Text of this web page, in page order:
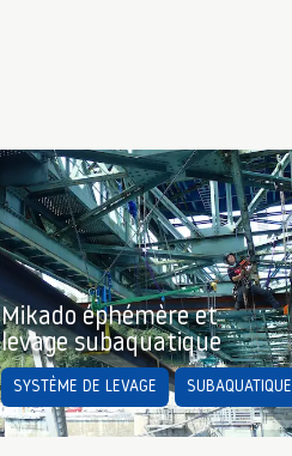
Mikado éphémère et
levage subaquatique
SYSTÈME DE LEVAGE SUBAQUATIQUE